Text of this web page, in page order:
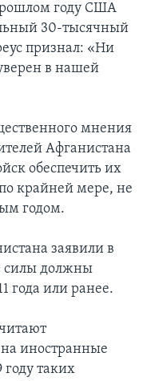
году США
30-тысячный
признал: «Ни
в нашей
мнения
Афганистана
обеспечить их
крайней мере, не
годом.
заявили в
силы должны
года или ранее.
иностранные
таких